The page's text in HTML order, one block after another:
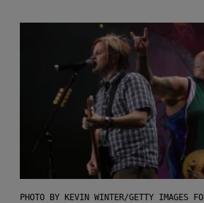
PHOTO BY KEVIN WINTER/GETTY IMAGES